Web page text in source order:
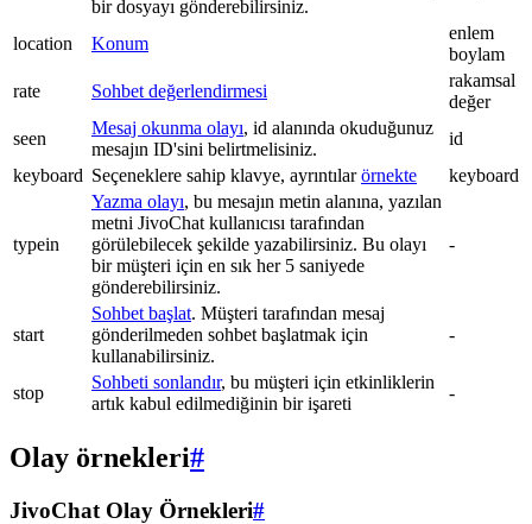
bir dosyayı gönderebilirsiniz.
location Konum
enlem
boylam
rate
Sohbet değerlendirmesi
rakamsal
değer
seen
Mesaj okunma olayı, id alanında okuduğunuz
mesajın ID'sini belirtmelisiniz.
id
keyboard Seçeneklere sahip klavye, ayrıntılarörnekte keyboard
typein
Yazma olayı, bu mesajın metin alanına, yazılan
metni JivoChat kullanıcısı tarafından
görülebilecek şekilde yazabilirsiniz. Bu olayı
bir müşteri için en sık her 5 saniyede
gönderebilirsiniz.
-
start
Sohbet başlat. Müşteri tarafından mesaj
gönderilmeden sohbet başlatmak için
kullanabilirsiniz.
-
stop
Sohbeti sonlandır, bu müşteri için etkinliklerin
artık kabul edilmediğinin bir işareti
-
Olay örnekleri#
JivoChat Olay Örnekleri#